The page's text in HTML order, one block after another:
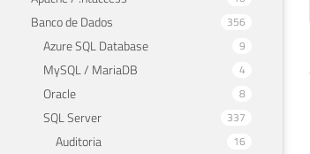
Banco de Dados 356
Azure SQL Database 9
MySQL / MariaDB 4
Oracle 8
SQL Server 337
Auditoria 16